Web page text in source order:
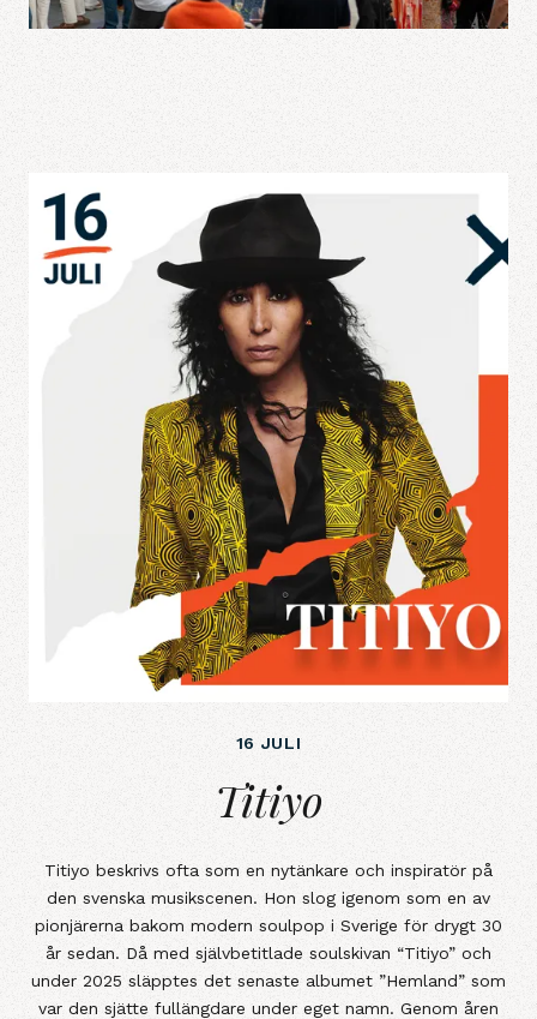
16 JULI
Titiyo Titiyo
Titiyo beskrivs ofta som en nytänkare och inspiratör på
den svenska musikscenen. Hon slog igenom som en av
pionjärerna bakom modern soulpop i Sverige för drygt 30
år sedan. Då med självbetitlade soulskivan “Titiyo” och
under 2025 släpptes det senaste albumet ”Hemland” som
var den sjätte fullängdare under eget namn. Genom åren